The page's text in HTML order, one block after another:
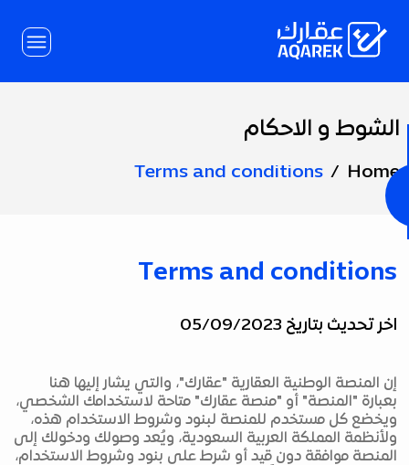
Page
الشوط و الاحكام
Home
Terms and conditions
Terms and conditions
اخر تحديث بتاريخ 05/09/2023
إن المنصة الوطنية العقارية "عقارك"، والتي يشار إليها هنا
بعبارة "المنصة" أو "منصة عقارك" متاحة لاستخدامك الشخصي،
ويخضع كل مستخدم للمنصة لبنود وشروط الاستخدام هذه،
ولأنظمة المملكة العربية السعودية، ويُعد وصولك ودخولك إلى
المنصة موافقة دون قيد أو شرط على بنود وشروط الاستخدام،